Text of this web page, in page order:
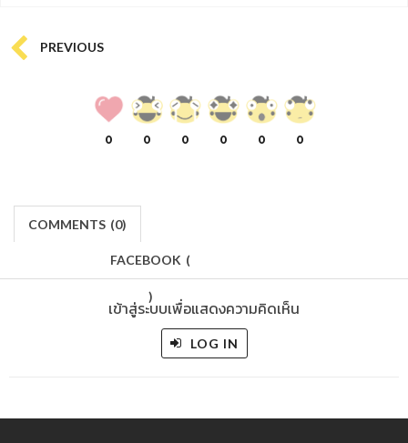
PREVIOUS
0 0 0 0 0 0
COMMENTS (0)
FACEBOOK (
)
เข้าสู่ระบบเพื่อแสดงความคิดเห็น
LOG IN